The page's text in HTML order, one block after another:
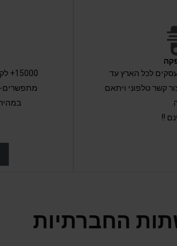
בין 6-19 ימי עסקים לכל הארץ עד
קשר טלפוני ויתאם
!!
מתפשרים-
החברתיות